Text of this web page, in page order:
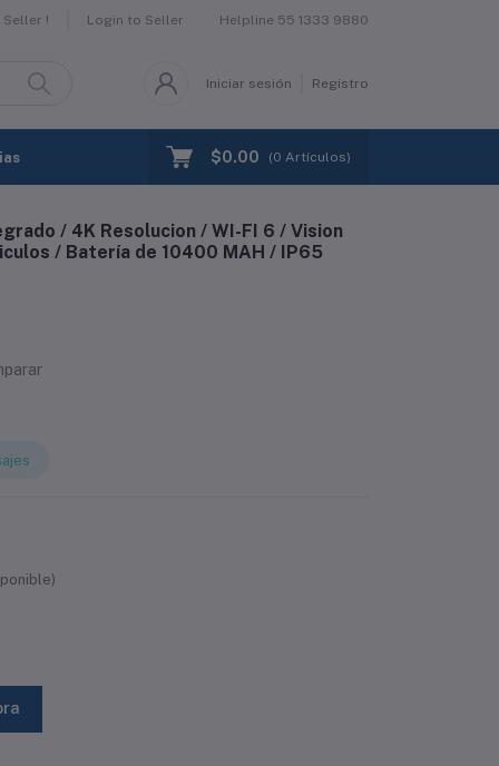
Seller ! Login to Seller Helpline 55 1333 9880
Iniciar sesión Registro
$0.00 (0 Artículos)
/ 4K Resolucion / WI-FI 6 / Vision
/ Batería de 10400 MAH / IP65